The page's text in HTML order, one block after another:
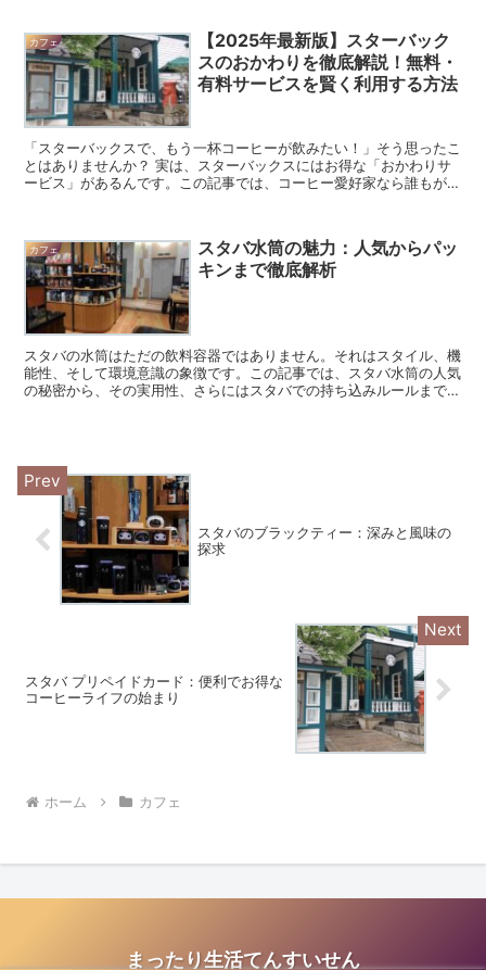
カフェ
【2025年最新版】スターバック
スのおかわりを徹底解説！無料・
有料サービスを賢く利用する方法
「スターバックスで、もう一杯コーヒーが飲みたい！」そう思ったこ
とはありませんか？ 実は、スターバックスにはお得な「おかわりサ
ービス」があるんです。この記事では、コーヒー愛好家なら誰もが知
カフェ
スタバ水筒の魅力：人気からパッ
キンまで徹底解析
スタバの水筒はただの飲料容器ではありません。それはスタイル、機
能性、そして環境意識の象徴です。この記事では、スタバ水筒の人気
の秘密から、その実用性、さらにはスタバでの持ち込みルールまで、
スタバのブラックティー：深みと風味の
探求
スタバ プリペイドカード：便利でお得な
コーヒーライフの始まり
ホーム カフェ
まったり生活てんすいせん